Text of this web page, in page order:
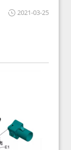
2021-03-25